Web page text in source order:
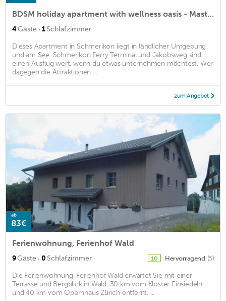
BDSM holiday apartment with wellness oasis - Masterroom Switzerland
4Gäste · 1Schlafzimmer
Dieses Apartment in Schmerikon liegt in ländlicher Umgebung
und am See. Schmerikon Ferry Terminal und Jakobsweg sind
einen Ausflug wert, wenn du etwas unternehmen möchtest. Wer
dagegen die Attraktionen ...
zum Angebot
ab
83€
Ferienwohnung, Ferienhof Wald
9Gäste · 0 Schlafzimmer 10 Hervorragend (5)
Die Ferienwohnung, Ferienhof Wald erwartet Sie mit einer
Terrasse und Bergblick in Wald, 30 km vom Kloster Einsiedeln
und 40 km vom Opernhaus Zürich entfernt. ...